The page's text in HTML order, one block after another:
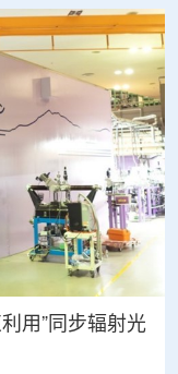
用”同步辐射光